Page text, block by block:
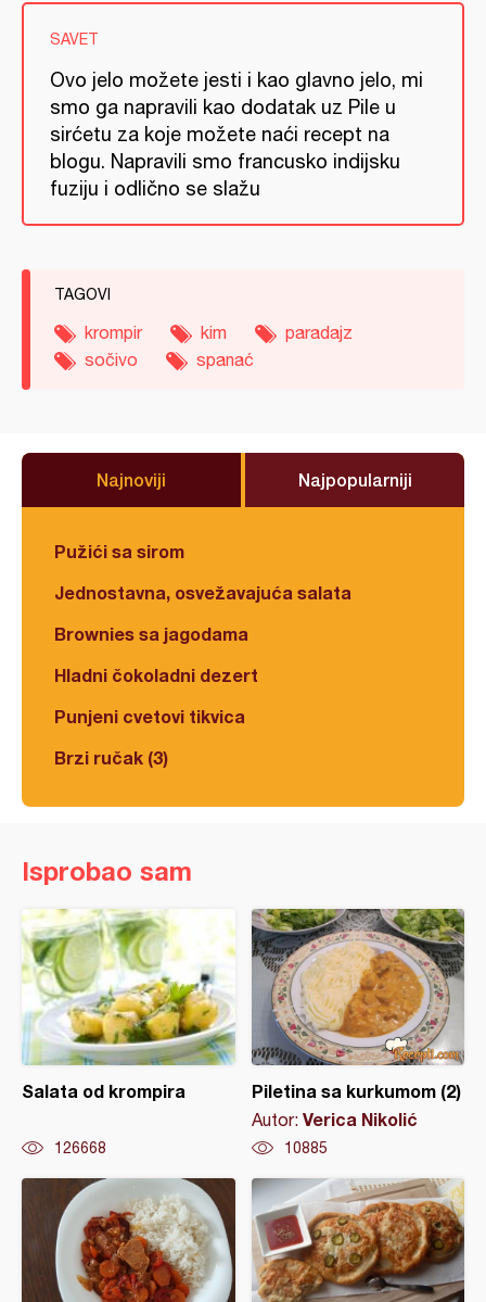
SAVET
Ovo jelo možete jesti i kao glavno jelo, mi
smo ga napravili kao dodatak uz Pile u
sirćetu za koje možete naći recept na
blogu. Napravili smo francusko indijsku
fuziju i odlično se slažu
TAGOVI
krompir kim
paradajz
sočivo
spanać
Najnoviji Najpopularniji
Pužići sa sirom
Jednostavna, osvežavajuća salata
Brownies sa jagodama
Hladni čokoladni dezert
Punjeni cvetovi tikvica
Brzi ručak (3)
Isprobao sam
Salata od krompira
126668
Piletina sa kurkumom (2)
Autor: Verica Nikolić
10885